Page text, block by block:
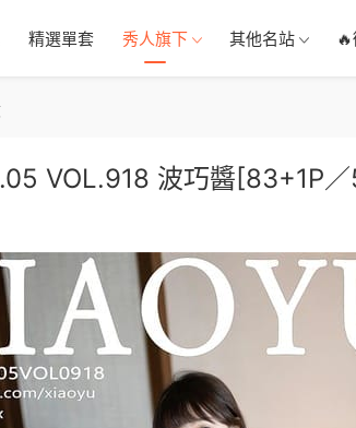
精選單套 秀人旗下 其他名站
VOL.918 波巧醬[83+1P